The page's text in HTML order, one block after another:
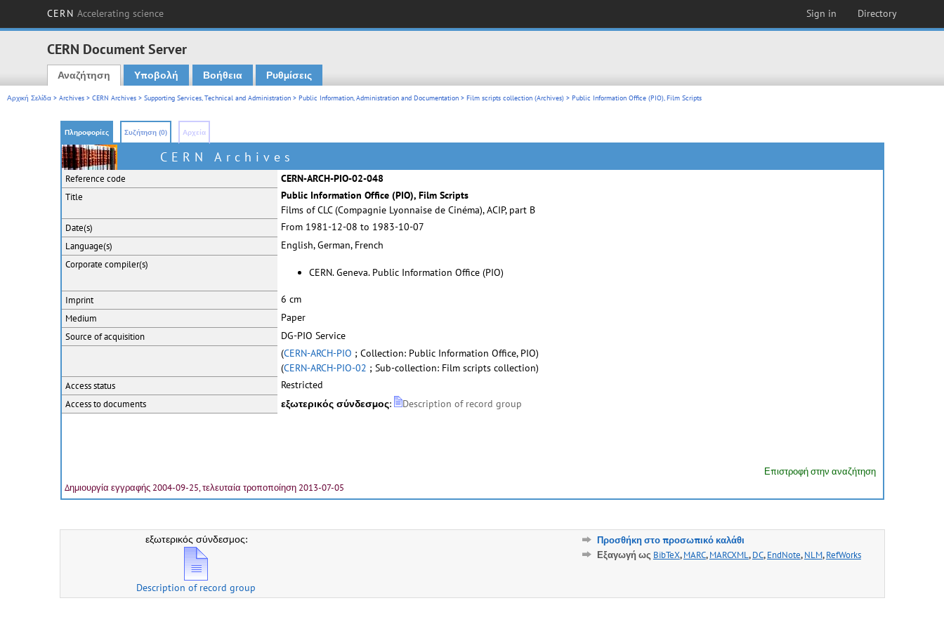
CERN Accelerating science Sign in Directory
CERN Document Server
Main menu
Αναζήτηση Υποβολή Βοήθεια Ρυθμίσεις
Αρχική Σελίδα > Archives > CERN Archives > Supporting Services, Technical and Administration > Public Information, Administration and Documentation > Film scripts collection (Archives) > Public Information Office (PIO), Film Scripts
Πληροφορίες Συζήτηση (0) Αρχεία
CERN Archives
Reference code CERN-ARCH-PIO-02-048
Title
Public Information Office (PIO), Film Scripts
Films of CLC (Compagnie Lyonnaise de Cinéma), ACIP, part B
Date(s) From 1981-12-08 to 1983-10-07
Language(s) English, German, French
Corporate compiler(s)
CERN. Geneva. Public Information Office (PIO)
Imprint 6 cm
Medium Paper
Source of acquisition
DG-PIO Service
(CERN-ARCH-PIO ; Collection: Public Information Office, PIO)
(CERN-ARCH-PIO-02 ; Sub-collection: Film scripts collection)
Access status Restricted
Access to documents εξωτερικός σύνδεσμος: Description of record group
Επιστροφή στην αναζήτηση
Δημιουργία εγγραφής 2004-09-25, τελευταία τροποποίηση 2013-07-05
εξωτερικός σύνδεσμος:
Description of record group
Προσθήκη στο προσωπικό καλάθι
Εξαγωγή ως BibTeX,MARC,MARCXML,DC,EndNote,NLM,RefWorks